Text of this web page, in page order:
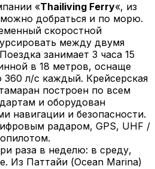
«Thailiving Ferry«, из
добраться и по морю.
скоростной
между двумя
Поездка занимает 3 часа 15
в 18 метров, оснаще
360 л/с каждый. Крейсерская
построен по всем
и оборудован
навигации и безопасности.
радаром, GPS, UHF /
раза в неделю: в среду,
Из Паттайи (Ocean Marina)